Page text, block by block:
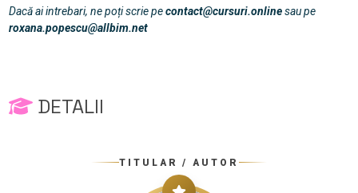
Dacă ai intrebari, ne poți scrie pecontact@cursuri.onlinesau pe
roxana.popescu@allbim.net
DETALII
TITULAR / AUTOR